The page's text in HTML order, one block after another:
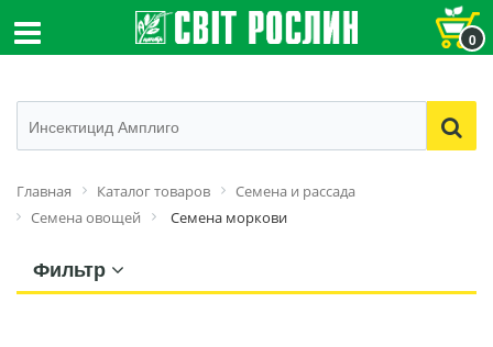
0
Главная Каталог товаров
Семена и рассада
Семена овощей
Семена моркови
Фильтр